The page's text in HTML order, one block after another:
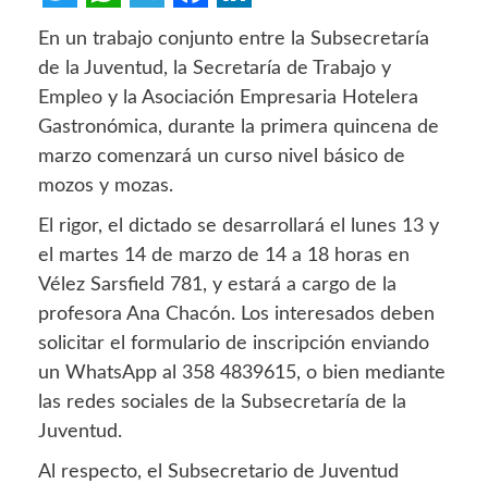
TwitterWhatsApp
Telegram
Facebook
LinkedIn
En un trabajo conjunto entre la Subsecretaría
de la Juventud, la Secretaría de Trabajo y
Empleo y la Asociación Empresaria Hotelera
Gastronómica, durante la primera quincena de
marzo comenzará un curso nivel básico de
mozos y mozas.
El rigor, el dictado se desarrollará el lunes 13 y
el martes 14 de marzo de 14 a 18 horas en
Vélez Sarsfield 781, y estará a cargo de la
profesora Ana Chacón. Los interesados deben
solicitar el formulario de inscripción enviando
un WhatsApp al 358 4839615, o bien mediante
las redes sociales de la Subsecretaría de la
Juventud.
Al respecto, el Subsecretario de Juventud